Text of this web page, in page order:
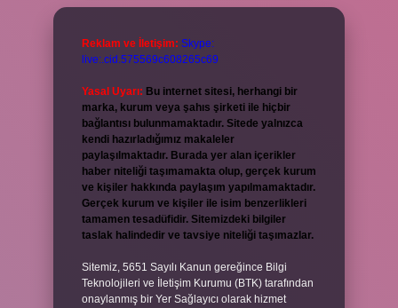
Reklam ve İletişim: Skype:
live:.cid.575569c608265c69
Yasal Uyarı: Bu internet sitesi, herhangi bir
marka, kurum veya şahıs şirketi ile hiçbir
bağlantısı bulunmamaktadır. Sitede yalnızca
kendi hazırladığımız makaleler
paylaşılmaktadır. Burada yer alan içerikler
haber niteliği taşımamakta olup, gerçek kurum
ve kişiler hakkında paylaşım yapılmamaktadır.
Gerçek kurum ve kişiler ile isim benzerlikleri
tamamen tesadüfidir. Sitemizdeki bilgiler
taslak halindedir ve tavsiye niteliği taşımazlar.
Sitemiz, 5651 Sayılı Kanun gereğince Bilgi
Teknolojileri ve İletişim Kurumu (BTK) tarafından
onaylanmış bir Yer Sağlayıcı olarak hizmet